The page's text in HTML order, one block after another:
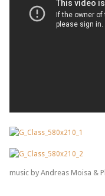
music by Andreas Moisa &